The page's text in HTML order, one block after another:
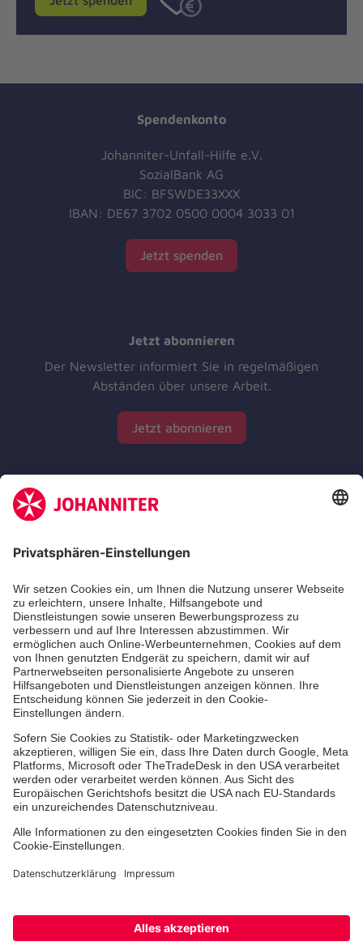
Spendenkonto
Johanniter-Unfall-Hilfe e.V.
SozialBank AG
BIC: BFSWDE33XXX
IBAN: DE67 3702 0500 0004 3033 01
Jetzt spenden
Jetzt abonnieren
Der Newsletter informiert Sie in regelmäßigen
Abständen über unsere Arbeit.
Jetzt abonnieren
Aus- & Fortbildungen
Erste-Hilfe-Kurse
Jobs & Ehrenamt
Spendenprojekte
Johanniter-Jugend
Einrichtungen
Dienstleistungen
Cookie-Einstellungen Datenschutz